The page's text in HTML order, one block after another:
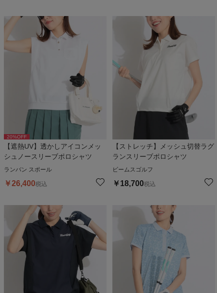
20%OFF
【遮熱UV】透かしアイコンメッ
シュノースリーブポロシャツ
ランバン スポール
￥26,400税込
【ストレッチ】メッシュ切替ラグ
ランスリーブポロシャツ
ビームスゴルフ
￥ 18,700税込